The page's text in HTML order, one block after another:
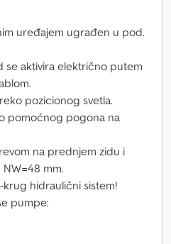
uređajem ugrađen u pod.
se aktivira električno putem
pozicionog svetla.
pomoćnog pogona na
na prednjem zidu i
mm.
hidraulični sistem!
pumpe: